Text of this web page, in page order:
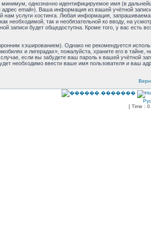
минимум, однозначно идентифицируемое имя (в
email»). Ваша информация из вашей учётной
услуги хостинга. Любая информация,
необходимой, так и необязательной ко вводу, на
записи будет общедоступна. Кроме того, у вас есть
хэшированием). Однако не рекомендуется
и лигерадах», пожалуйста, храните его в тайне,
если вы забудете ваш пароль к вашей учётной
необходимо ввести ваше имя пользователя и ваш
[ Time :